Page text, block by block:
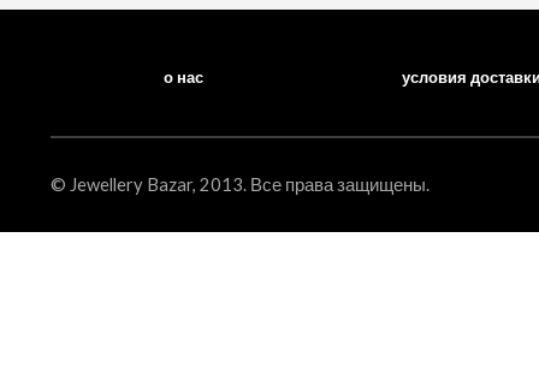
о нас условия
© Jewellery Bazar, 2013. Все права защищены.